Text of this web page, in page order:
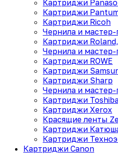
Картриджи
Картриджи
Картриджи Ricoh
Чернила и мастер-
Картриджи
Чернила и мастер-
Картриджи ROWE
Картриджи
Картриджи Sharp
Чернила и мастер-
Картриджи
Картриджи Xerox
Красящие ленты
Картриджи
Картриджи
Картриджи Canon